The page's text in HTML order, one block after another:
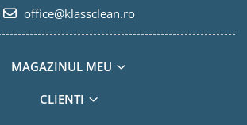
office@klassclean.ro
MAGAZINUL MEU
CLIENTI